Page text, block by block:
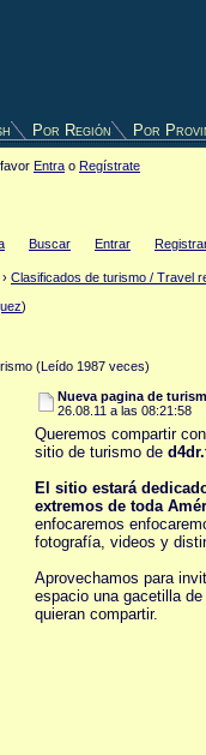
Por Región Por
Entra o Regístrate
Buscar Entrar
› Clasificados de turismo / Travel
)
(Leído 1987 veces)
Nueva pagina de
26.08.11 a las 08:21:58
Queremos compartir
sitio de turismo de
El sitio estará
extremos de toda
enfocaremos
fotografía, videos y
Aprovechamos para
espacio una gacetilla
quieran compartir.